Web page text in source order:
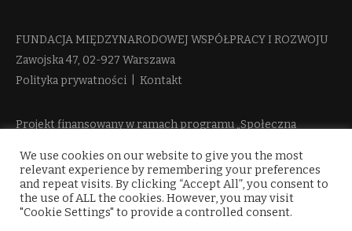
FUNDACJA MIĘDZYNARODOWEJ WSPÓŁPRACY I ROZWOJU​
Zawojska 47, 02-927 Warszawa
Polityka prywatności
Kontakt
Projekt finansowany w ramach programu „Społeczna
więcej informacji
We use cookies on our website to give you the most
relevant experience by remembering your preferences
and repeat visits. By clicking “Accept All”, you consent to
the use of ALL the cookies. However, you may visit
"Cookie Settings" to provide a controlled consent.